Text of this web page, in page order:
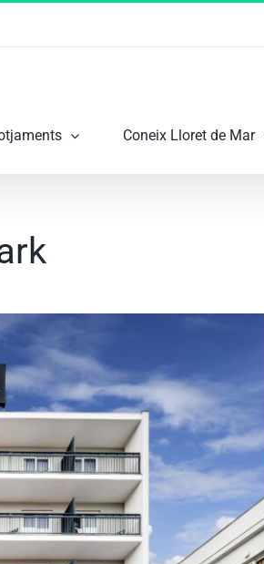
Coneix Lloret de Mar